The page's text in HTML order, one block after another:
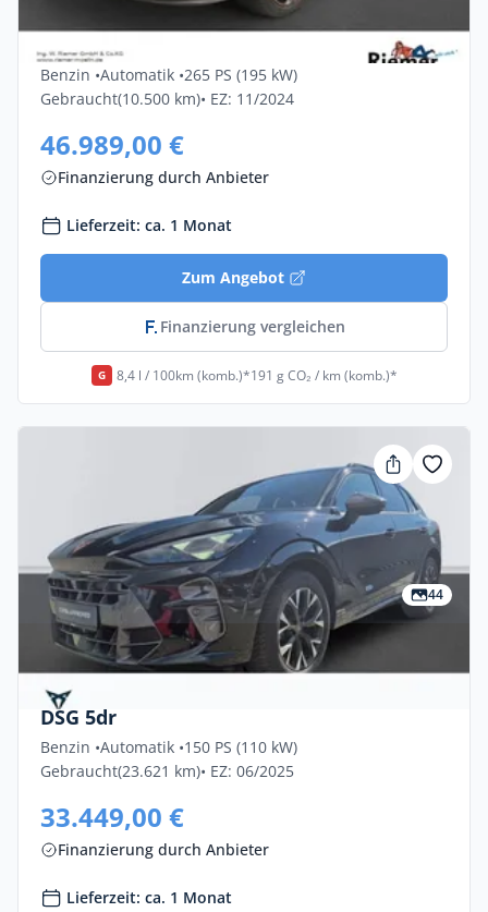
Cupra Terramar 2.0 TSI 195kW VZ DSG
4Drive 5dr
Benzin •Automatik •265 PS (195 kW)
Gebraucht(10.500 km)• EZ: 11/2024
46.989,00 €
Finanzierung durch Anbieter
Lieferzeit: ca. 1 Monat
Zum Angebot
Finanzierung vergleichen
G 8,4 l / 100km (komb.)*191 g CO₂ / km (komb.)*
44
Privat & Gewerbe
Cupra Terramar 1.5 ETSI MHEV 110kW
DSG 5dr
Benzin •Automatik •150 PS (110 kW)
Gebraucht(23.621 km)• EZ: 06/2025
33.449,00 €
Finanzierung durch Anbieter
Lieferzeit: ca. 1 Monat